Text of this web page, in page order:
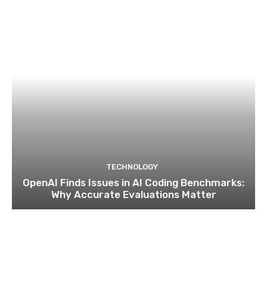
TECHNOLOGY
OpenAI Finds Issues in AI Coding Benchmarks:
Why Accurate Evaluations Matter